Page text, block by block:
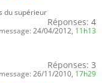
du supérieur
Réponses: 4
24/04/2012, 11h13
Réponses: 3
26/11/2010, 17h29